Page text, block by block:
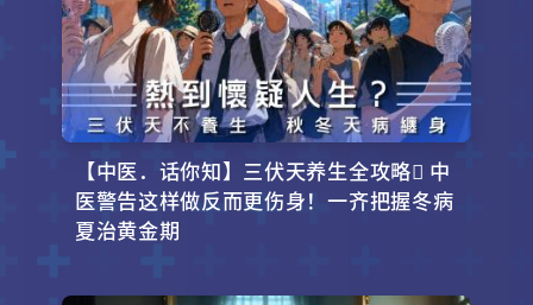
【中医．话你知】三伏天养生全攻略 中
医警告这样做反而更伤身！一齐把握冬病
夏治黄金期